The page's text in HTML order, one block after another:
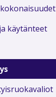
käytänteet